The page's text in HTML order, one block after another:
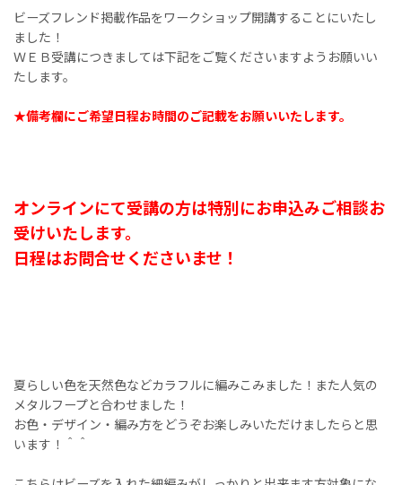
ビーズフレンド掲載作品をワークショップ開講することにいたし
ました！
ＷＥＢ受講につきましては下記をご覧くださいますようお願いい
たします。
★備考欄にご希望日程お時間のご記載をお願いいたします。
オンラインにて受講の方は特別にお申込みご相談お
受けいたします。
日程はお問合せくださいませ！
夏らしい色を天然色などカラフルに編みこみました！また人気の
メタルフープと合わせました！
お色・デザイン・編み方をどうぞお楽しみいただけましたらと思
います！＾＾